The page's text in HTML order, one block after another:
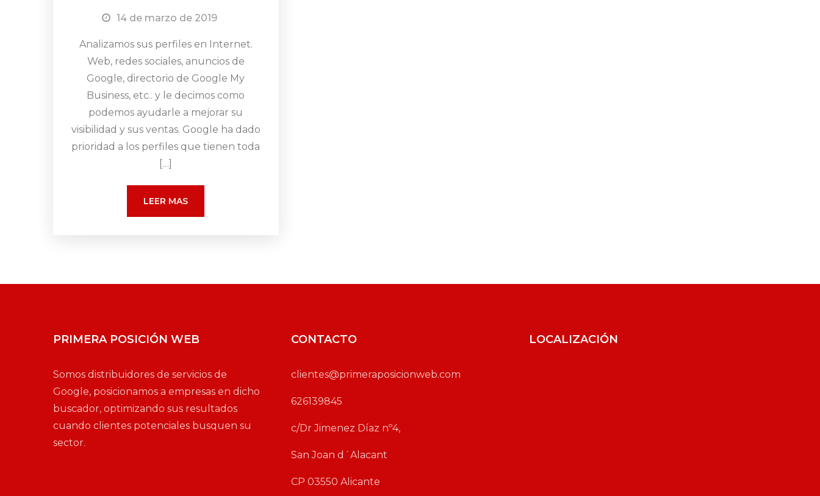
14 de marzo de 2019
Analizamos sus perfiles en Internet.
Web, redes sociales, anuncios de
Google, directorio de Google My
Business, etc.. y le decimos como
podemos ayudarle a mejorar su
visibilidad y sus ventas. Google ha dado
prioridad a los perfiles que tienen toda
[…]
LEER MAS
PRIMERA POSICIÓN WEB
Somos distribuidores de servicios de
Google, posicionamos a empresas en dicho
buscador, optimizando sus resultados
cuando clientes potenciales busquen su
sector.
CONTACTO
clientes@primeraposicionweb.com
626139845
c/Dr Jimenez Díaz nº4,
San Joan d´Alacant
CP 03550 Alicante
LOCALIZACIÓN